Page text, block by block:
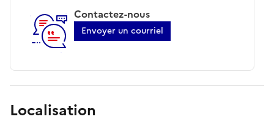
Contactez-nous
Envoyer un courriel
Localisation